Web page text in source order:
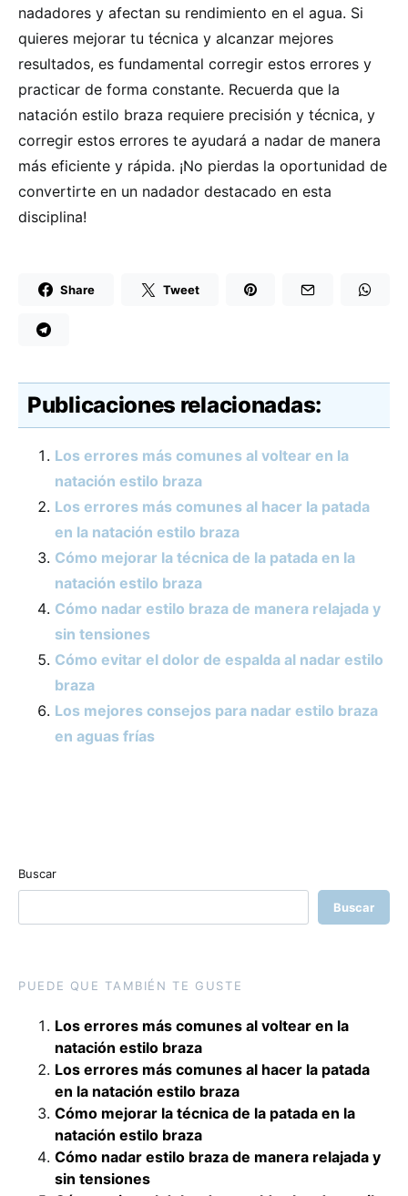
nadadores y afectan su rendimiento en el agua. Si
quieres mejorar tu técnica y alcanzar mejores
resultados, es fundamental corregir estos errores y
practicar de forma constante. Recuerda que la
natación estilo braza requiere precisión y técnica, y
corregir estos errores te ayudará a nadar de manera
más eficiente y rápida. ¡No pierdas la oportunidad de
convertirte en un nadador destacado en esta
disciplina!
Share Tweet
Publicaciones relacionadas:
Los errores más comunes al voltear en la
natación estilo braza
Los errores más comunes al hacer la patada
en la natación estilo braza
Cómo mejorar la técnica de la patada en la
natación estilo braza
Cómo nadar estilo braza de manera relajada y
sin tensiones
Cómo evitar el dolor de espalda al nadar estilo
braza
Los mejores consejos para nadar estilo braza
en aguas frías
Buscar
Buscar
PUEDE QUE TAMBIÉN TE GUSTE
Los errores más comunes al voltear en la
natación estilo braza
Los errores más comunes al hacer la patada
en la natación estilo braza
Cómo mejorar la técnica de la patada en la
natación estilo braza
Cómo nadar estilo braza de manera relajada y
sin tensiones